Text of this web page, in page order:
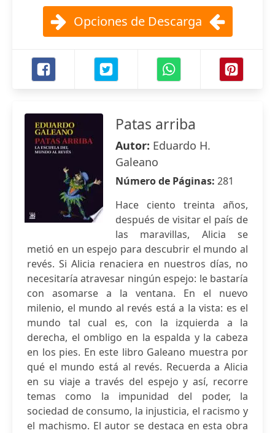
Opciones de Descarga
Patas arriba
Autor: Eduardo H.
Galeano
Número de Páginas: 281
Hace ciento treinta años,
después de visitar el país de
las maravillas, Alicia se
metió en un espejo para descubrir el mundo al
revés. Si Alicia renaciera en nuestros días, no
necesitaría atravesar ningún espejo: le bastaría
con asomarse a la ventana. En el nuevo
milenio, el mundo al revés está a la vista: es el
mundo tal cual es, con la izquierda a la
derecha, el ombligo en la espalda y la cabeza
en los pies. En este libro Galeano muestra por
qué el mundo está al revés. Recuerda a Alicia
en su viaje a través del espejo y así, recorre
temas como la impunidad del poder, la
sociedad de consumo, la injusticia, el racismo y
el machismo. El autor se destaca en esta obra